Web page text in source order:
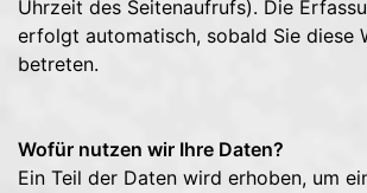
Uhrzeit des Seitenaufrufs). Die
erfolgt automatisch, sobald Sie diese
betreten.
Wofür nutzen wir Ihre Daten?
Ein Teil der Daten wird erhoben, um